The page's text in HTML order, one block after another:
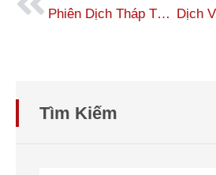
Phiên Dịch Tháp Tùng Tiếng Anh Uy Tín – Chất Lượng Cao
Tìm Kiếm